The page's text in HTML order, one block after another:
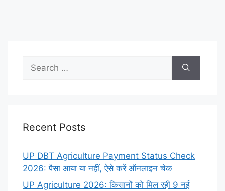
for:
Recent Posts
UP DBT Agriculture Payment Status Check
2026: पैसा आया या नहीं, ऐसे करें ऑनलाइन चेक
UP Agriculture 2026: किसानों को मिल रही 9 नई